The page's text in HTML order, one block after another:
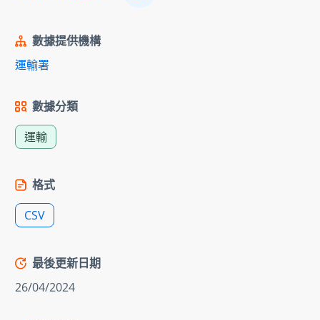
數據提供機構
運輸署
數據分類
運輸
格式
CSV
最後更新日期
26/04/2024